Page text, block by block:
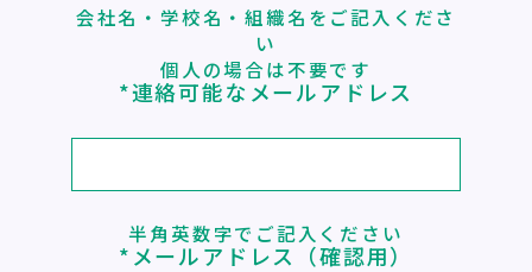
会社名・学校名・組織名をご記入くださ
い
個人の場合は不要です
*連絡可能なメールアドレス
半角英数字でご記入ください
*メールアドレス（確認用）